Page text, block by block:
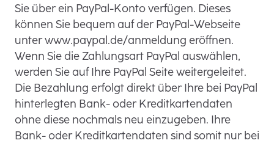
Sie über ein PayPal-Konto verfügen. Dieses
können Sie bequem auf der PayPal-Webseite
unter www.paypal.de/anmeldung eröffnen.
Wenn Sie die Zahlungsart PayPal auswählen,
werden Sie auf Ihre PayPal Seite weitergeleitet.
Die Bezahlung erfolgt direkt über Ihre bei PayPal
hinterlegten Bank- oder Kreditkartendaten
ohne diese nochmals neu einzugeben. Ihre
Bank- oder Kreditkartendaten sind somit nur bei